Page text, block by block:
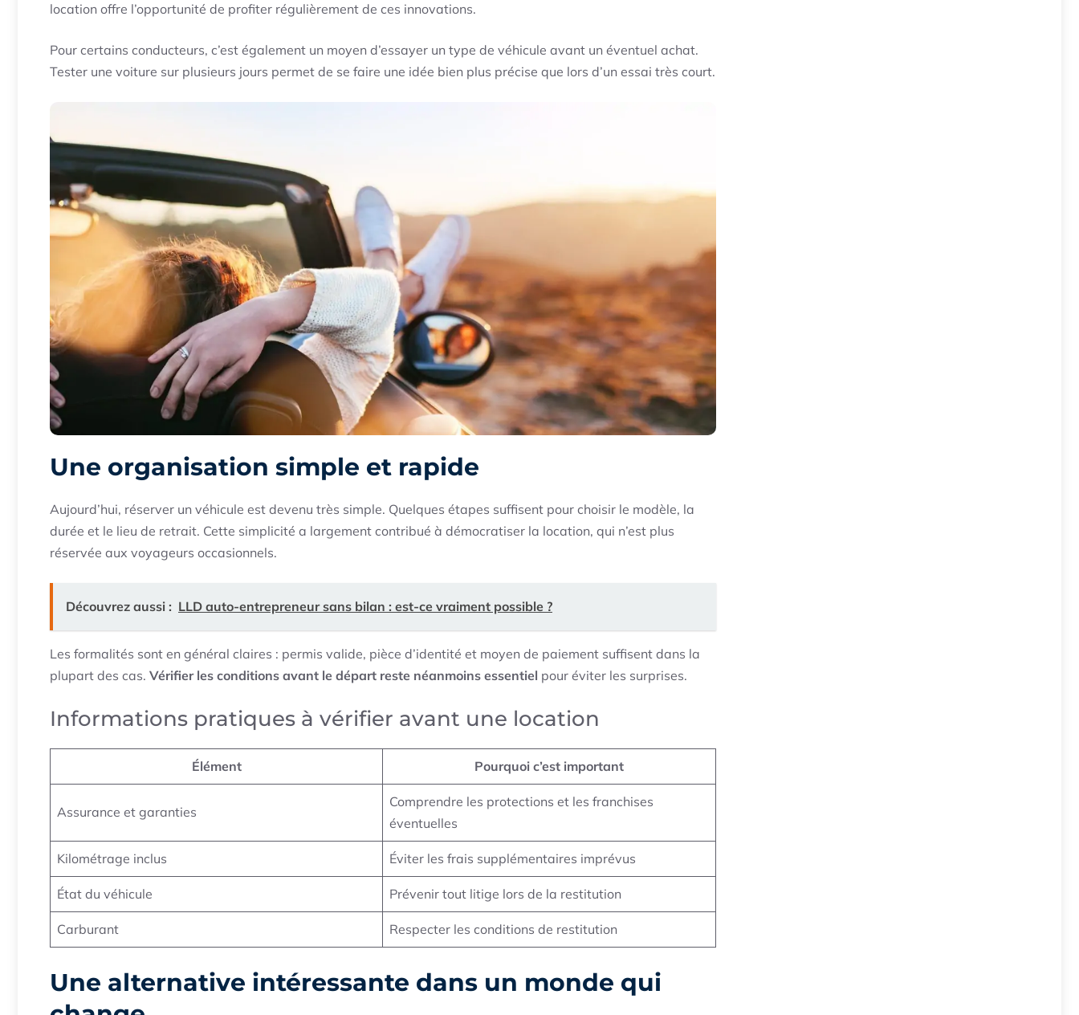
location offre l’opportunité de profiter régulièrement de ces innovations.
Pour certains conducteurs, c’est également un moyen d’essayer un type de véhicule avant un éventuel achat.
Tester une voiture sur plusieurs jours permet de se faire une idée bien plus précise que lors d’un essai très court.
Une organisation simple et rapide
Aujourd’hui, réserver un véhicule est devenu très simple. Quelques étapes suffisent pour choisir le modèle, la
durée et le lieu de retrait. Cette simplicité a largement contribué à démocratiser la location, qui n’est plus
réservée aux voyageurs occasionnels.
Découvrez aussi : LLD auto-entrepreneur sans bilan : est-ce vraiment possible ?
Les formalités sont en général claires : permis valide, pièce d’identité et moyen de paiement suffisent dans la
plupart des cas. Vérifier les conditions avant le départ reste néanmoins essentiel pour éviter les surprises.
Informations pratiques à vérifier avant une location
Élément Pourquoi c’est important
Assurance et garanties
Comprendre les protections et les franchises
éventuelles
Kilométrage inclus Éviter les frais supplémentaires imprévus
État du véhicule Prévenir tout litige lors de la restitution
Carburant Respecter les conditions de restitution
Une alternative intéressante dans un monde qui